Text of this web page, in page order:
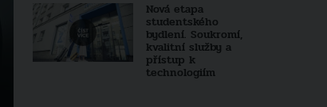
Nová etapa
studentského
bydlení. Soukromí,
kvalitní služby a
přístup k
technologiím